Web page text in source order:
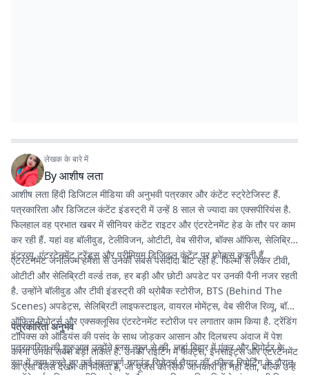
लेखक के बारे में
Byआशीष लता
आशीष लता हिंदी डिजिटल मीडिया की अनुभवी पत्रकार और कंटेंट स्ट्रेटेजिस्ट हैं.
पत्रकारिता और डिजिटल कंटेंट इंडस्ट्री में उन्हें 8 साल से ज्यादा का एक्सपीरियंस है.
फिलहाल वह प्रभात खबर में सीनियर कंटेंट राइटर और एंटरटेनमेंट हेड के तौर पर काम
कर रही हैं. यहां वह बॉलीवुड, टेलीविजन, ओटीटी, वेब सीरीज, बॉक्स ऑफिस, सेलिब्रिटी
इंटरव्यू, एंटरटेनमेंट ट्रेंड्स और प्रीमियम डिजिटल कंटेंट पर फोकस करती हैं.
एंटरटेनमेंट जर्नलिज्म हमेशा से उनकी सबसे पसंदीदा बीट रही है. फिल्मों से लेकर टीवी,
ओटीटी और सेलिब्रिटी वर्ल्ड तक, हर बड़ी और छोटी अपडेट पर उनकी पैनी नजर रहती
है. उन्होंने बॉलीवुड और टीवी इंडस्ट्री की थ्रोबैक स्टोरीज, BTS (Behind The
Scenes) अपडेट्स, सेलिब्रिटी लाइफस्टाइल, वायरल मोमेंट्स, वेब सीरीज रिव्यू, बॉक्स
ऑफिस रिपोर्ट्स और एक्सक्लूसिव एंटरटेनमेंट स्टोरीज पर लगातार काम किया है. ट्रेंडिंग
टॉपिक्स को ऑडियंस की पसंद के साथ जोड़कर आसान और दिलचस्प अंदाज में पेश
करना उनकी सबसे बड़ी ताकत है. उनकी राइटिंग में फैक्ट्स, इनसाइट्स और एंटरटेनमेंट
का ऐसा बैलेंस देखने को मिलता है, जो यूजर्स को सिर्फ जानकारी ही नहीं देता, बल्कि उन्हें
पत्रकारिता अनुभव
पत्रकारिता की शुरुआत उन्होंने प्लस न्यूज से की, जहां बिहार में एंकर और रिपोर्टर के
रूप में काम करते हुए कई महत्वपूर्ण ग्राउंड रिपोर्ट्स तैयार कीं. फील्ड रिपोर्टिंग के दौरान